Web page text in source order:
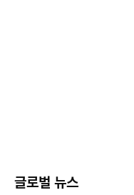
글로벌 뉴스